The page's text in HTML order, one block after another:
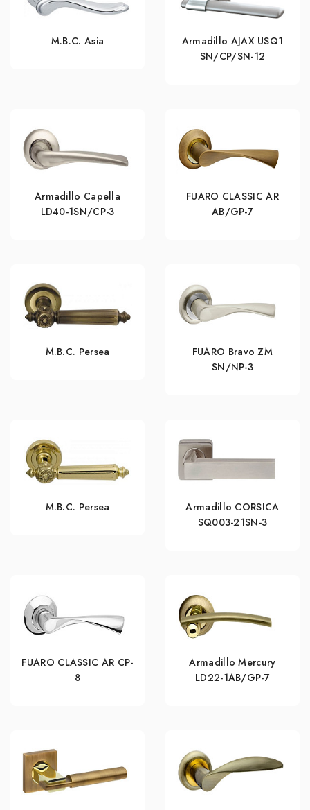
M.B.C. Asia
Armadillo AJAX USQ1
SN/CP/SN-12
Armadillo Capella
LD40-1SN/CP-3
FUARO CLASSIC AR
AB/GP-7
M.B.C. Persea
FUARO Bravo ZM
SN/NP-3
M.B.C. Persea
Armadillo CORSICA
SQ003-21SN-3
FUARO CLASSIC AR CP-
8
Armadillo Mercury
LD22-1AB/GP-7